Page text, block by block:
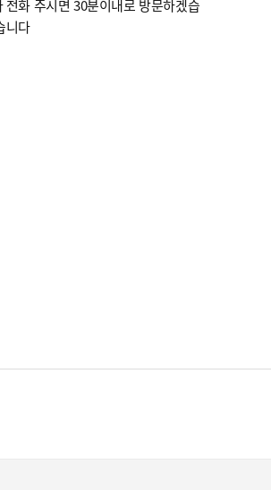
화 주시면 30분이내로 방문하겠습
니다